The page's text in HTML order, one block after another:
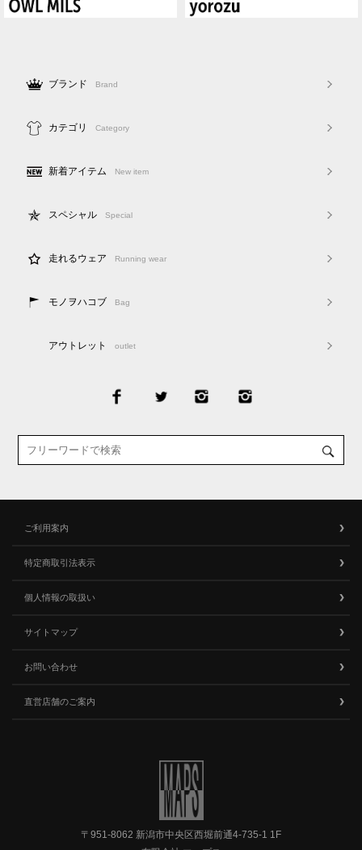
ブランド Brand
カテゴリ Category
新着アイテム New item
スペシャル Special
走れるウェア Running wear
モノヲハコブ Bag
アウトレット outlet
ご利用案内
特定商取引法表示
個人情報の取扱い
サイトマップ
お問い合わせ
直営店舗のご案内
〒951-8062 新潟市中央区西堀前通4-735-1 1F